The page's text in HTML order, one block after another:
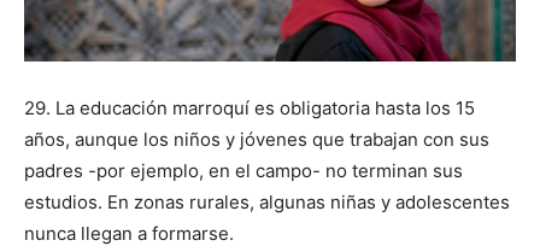
29. La educación marroquí es obligatoria hasta los 15
años, aunque los niños y jóvenes que trabajan con sus
padres -por ejemplo, en el campo- no terminan sus
estudios. En zonas rurales, algunas niñas y adolescentes
nunca llegan a formarse.